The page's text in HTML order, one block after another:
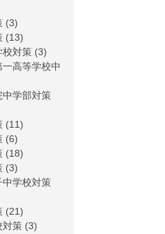
(3)
(13)
校対策 (3)
高等学校中
中学部対策
(11)
(6)
(18)
(3)
中学校対策
(21)
対策 (3)